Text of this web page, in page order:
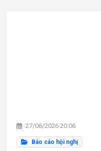
27/06/2026 20:06
Báo cáo hội nghị